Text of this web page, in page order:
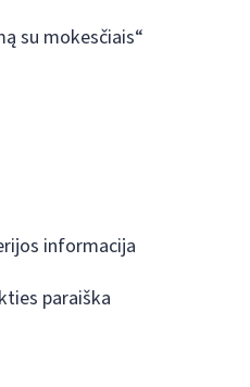
su mokesčiais“
informacija
paraiška